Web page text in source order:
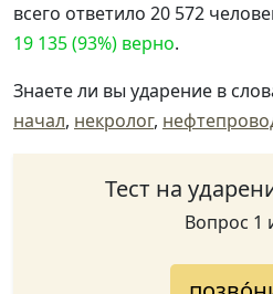
всего ответило 20 572
19 135 (93%) верно.
Знаете ли вы ударение в
начал, некролог,
Тест на
Вопрос 1